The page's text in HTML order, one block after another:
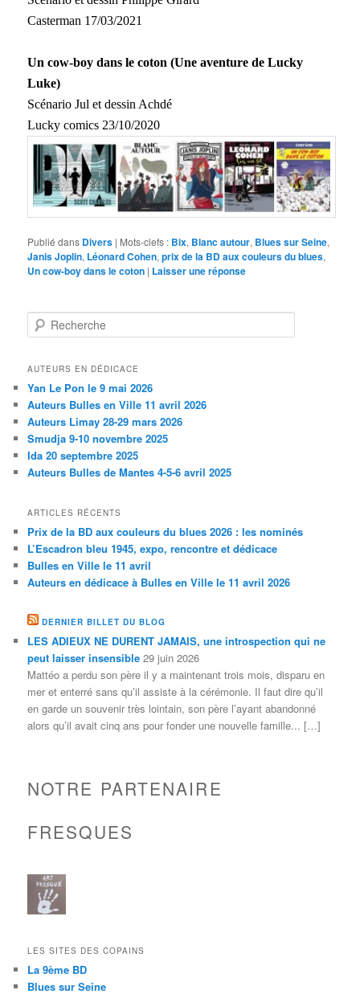
Casterman 17/03/2021
Un cow-boy dans le coton (Une aventure de Lucky
Luke)
Scénario Jul et dessin Achdé
Lucky comics 23/10/2020
Publié dans Divers | Mots-clefs : Bix, Blanc autour, Blues sur Seine,
Janis Joplin, Léonard Cohen,prix de la BD aux couleurs du blues,
Un cow-boy dans le coton | Laisser une réponse
Recherche
AUTEURS EN DÉDICACE
Yan Le Pon le 9 mai 2026
Auteurs Bulles en Ville 11 avril 2026
Auteurs Limay 28-29 mars 2026
Smudja 9-10 novembre 2025
Ida 20 septembre 2025
Auteurs Bulles de Mantes 4-5-6 avril 2025
ARTICLES RÉCENTS
Prix de la BD aux couleurs du blues 2026 : les nominés
L’Escadron bleu 1945, expo, rencontre et dédicace
Bulles en Ville le 11 avril
Auteurs en dédicace à Bulles en Ville le 11 avril 2026
DERNIER BILLET DU BLOG
LES ADIEUX NE DURENT JAMAIS, une introspection qui ne
peut laisser insensible 29 juin 2026
Mattéo a perdu son père il y a maintenant trois mois, disparu en
mer et enterré sans qu’il assiste à la cérémonie. Il faut dire qu’il
en garde un souvenir très lointain, son père l’ayant abandonné
alors qu’il avait cinq ans pour fonder une nouvelle famille... […]
NOTRE PARTENAIRE
FRESQUES
LES SITES DES COPAINS
La 9ème BD
Blues sur Seine